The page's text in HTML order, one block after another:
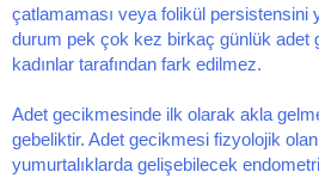
çatlamaması veya folikül persistensini
durum pek çok kez birkaç günlük adet
kadınlar tarafından fark edilmez.
Adet gecikmesinde ilk olarak akla
gebeliktir. Adet gecikmesi fizyolojik olan
yumurtalıklarda gelişebilecek